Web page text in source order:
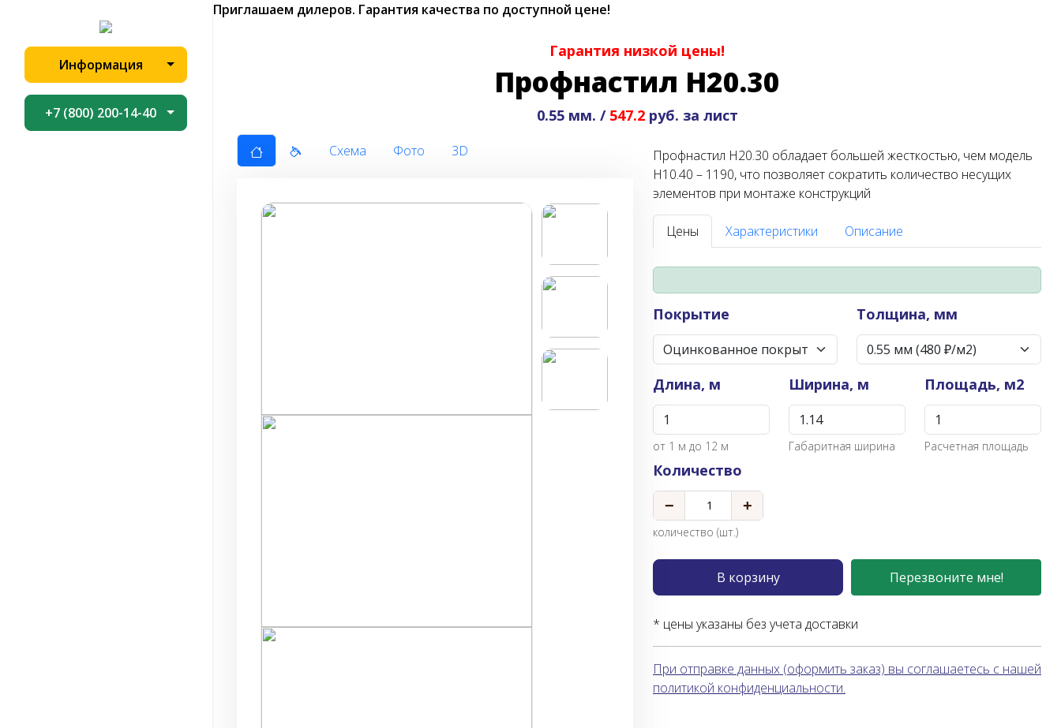
Приглашаем дилеров. Гарантия качества по доступной цене!
Информация
+7 (800) 200-14-40
Гарантия низкой цены!
Профнастил Н20.30
0.55 мм. / 547.2 руб. за лист
Схема Фото 3D
Профнастил Н20.30 обладает большей жесткостью, чем модель
Н10.40 – 1190, что позволяет сократить количество несущих
элементов при монтаже конструкций
Цены Характеристики Описание
Покрытие Толщина, мм
Длина, м
от 1 м до 12 м
Ширина, м
Габаритная ширина
Площадь, м2
Расчетная площадь
Количество
− +
количество (шт.)
В корзину Перезвоните мне!
* цены указаны без учета доставки
При отправке данных (оформить заказ) вы соглашаетесь с нашей
политикой конфиденциальности.